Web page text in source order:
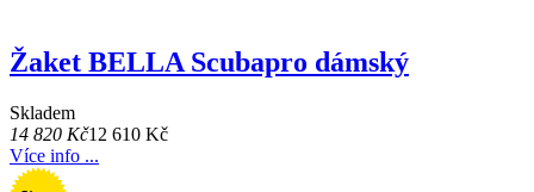
Žaket BELLA Scubapro dámský
Skladem
14 820 Kč12 610 Kč
Více info ...